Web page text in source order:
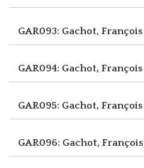
GAR093: Gachot, François
GAR094: Gachot, François
GAR095: Gachot, François
GAR096: Gachot, François